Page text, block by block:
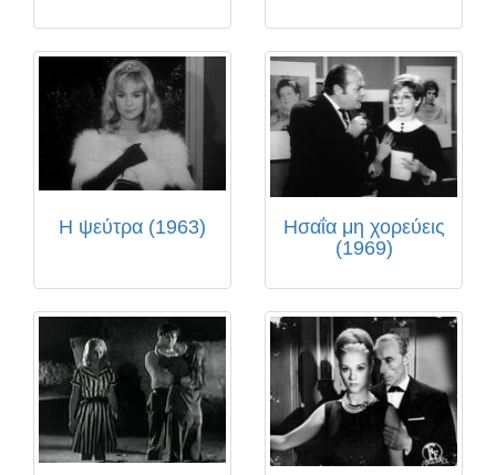
Η ψεύτρα (1963)
Ησαΐα μη χορεύεις
(1969)